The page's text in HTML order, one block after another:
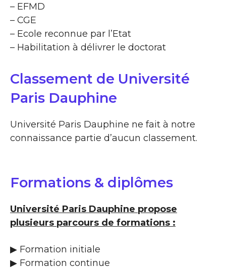
– EFMD
– CGE
– Ecole reconnue par l’Etat
– Habilitation à délivrer le doctorat
Classement de Université
Paris Dauphine
Université Paris Dauphine ne fait à notre
connaissance partie d’aucun classement.
Formations & diplômes
Université Paris Dauphine propose
plusieurs parcours de formations :
▶ Formation initiale
▶ Formation continue